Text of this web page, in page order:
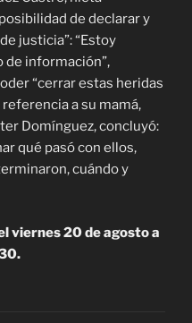
de declarar y
justicia”: “Estoy
de información”,
“cerrar estas heridas
a su mamá,
Domínguez, concluyó:
qué pasó con ellos,
cuándo y
viernes 20 de agosto a